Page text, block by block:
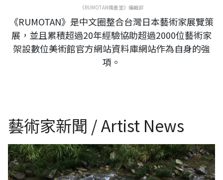
《RUMOTAN儒墨堂》編輯部
《RUMOTAN》是中文圈整合台灣日本藝術家展覽策
展，並且累積超過20年經驗協助超過2000位藝術家
架設數位美術館官方網站資料庫網站作為自身的強
項。
藝術家新聞 / Artist News
台灣山城石碇溪流